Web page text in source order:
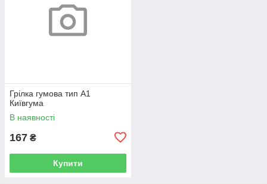
Грілка гумова тип А1
Київгума
В наявності
167 ₴
Купити